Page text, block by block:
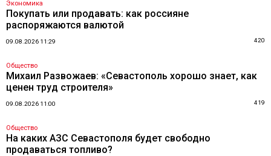
Экономика
Покупать или продавать: как россияне
распоряжаются валютой
09.08.2026 11:29 420
Общество
Михаил Развожаев: «Севастополь хорошо знает, как
ценен труд строителя»
09.08.2026 11:00 419
Общество
На каких АЗС Севастополя будет свободно
продаваться топливо?